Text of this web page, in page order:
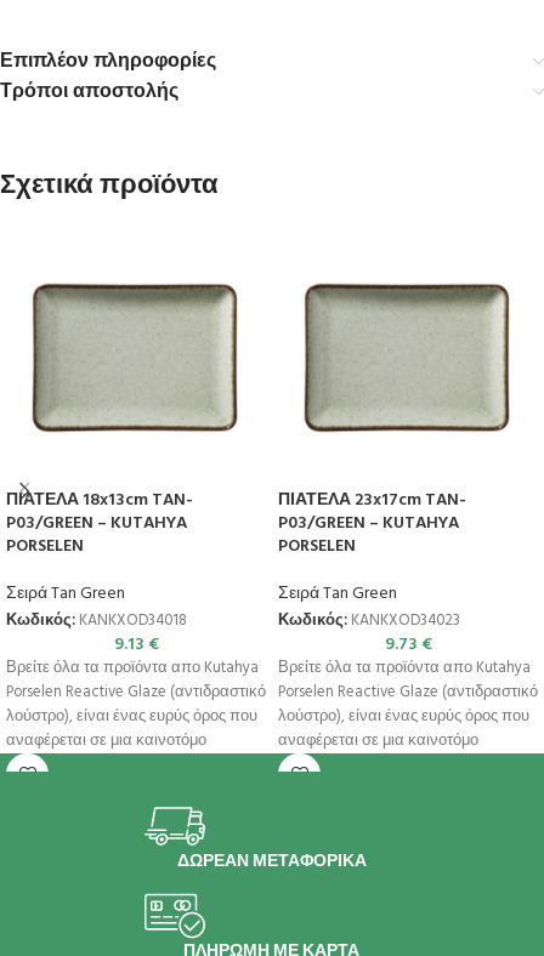
Επιπλέον πληροφορίες
Τρόποι αποστολής
Σχετικά προϊόντα
ΠΙΑΤΕΛΑ 18x13cm TAN-
P03/GREEN – KUTAHYA
PORSELEN
Σειρά Tan Green
Κωδικός: KANKXOD34018
9.13 €
Βρείτε όλα τα προϊόντα απο Kutahya
Porselen Reactive Glaze (αντιδραστικό
λούστρο), είναι ένας ευρύς όρος που
αναφέρεται σε μια καινοτόμο
ΠΙΑΤΕΛΑ 23x17cm TAN-
P03/GREEN – KUTAHYA
PORSELEN
Σειρά Tan Green
Κωδικός: KANKXOD34023
9.73 €
Βρείτε όλα τα προϊόντα απο Kutahya
Porselen Reactive Glaze (αντιδραστικό
λούστρο), είναι ένας ευρύς όρος που
αναφέρεται σε μια καινοτόμο
ΔΩΡΕΑΝ ΜΕΤΑΦΟΡΙΚΑ